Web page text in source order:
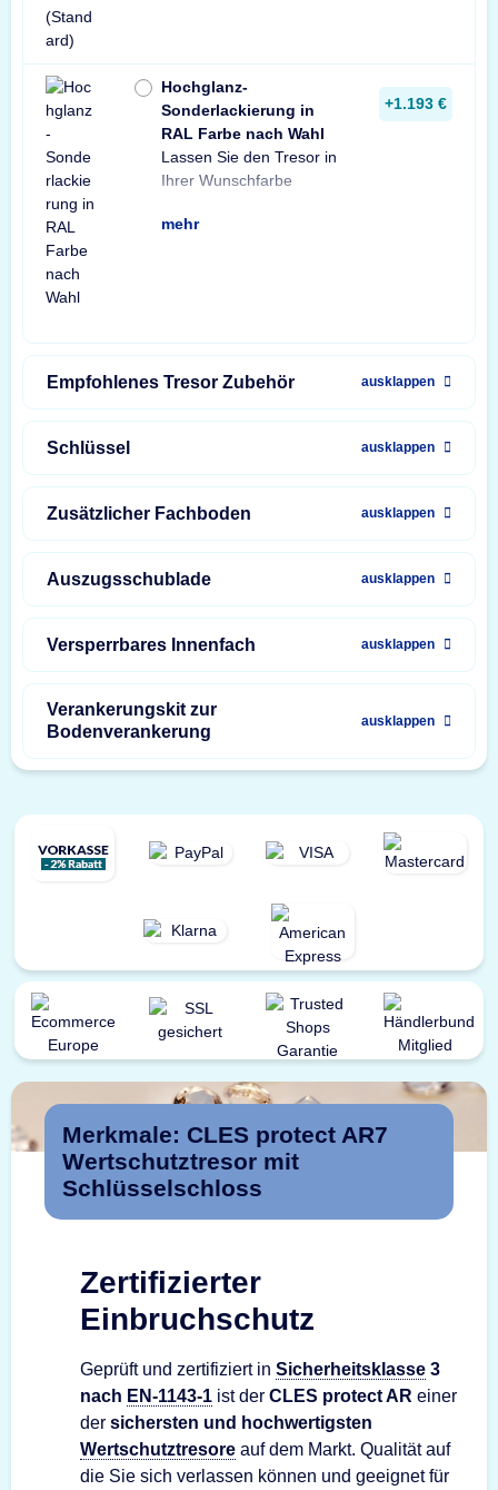
Hochglanz-
Sonderlackierung in
RAL Farbe nach Wahl
Lassen Sie den Tresor in
Ihrer Wunschfarbe
mehr
+1.193 €
Empfohlenes Tresor Zubehör ausklappen
Schlüssel ausklappen
Zusätzlicher Fachboden ausklappen
Auszugsschublade ausklappen
Versperrbares Innenfach ausklappen
Verankerungskit zur
Bodenverankerung
ausklappen
Merkmale: CLES protect AR7
Wertschutztresor mit
Schlüsselschloss
Zertifizierter
Einbruchschutz
Geprüft und zertifiziert in Sicherheitsklasse 3
nach EN-1143-1 ist der CLES protect AR einer
der sichersten und hochwertigsten
Wertschutztresore auf dem Markt. Qualität auf
die Sie sich verlassen können und geeignet für